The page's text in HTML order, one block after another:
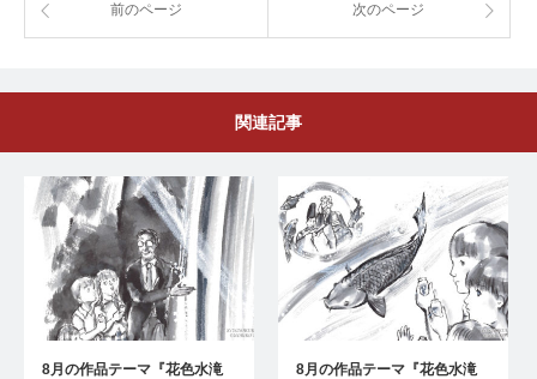
前のページ 次のページ
関連記事
8月の作品テーマ『花色水滝
8月の作品テーマ『花色水滝